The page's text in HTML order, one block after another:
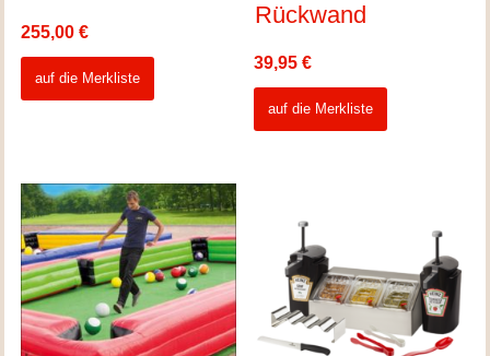
255,00€
auf die Merkliste
Rückwand
39,95€
auf die Merkliste